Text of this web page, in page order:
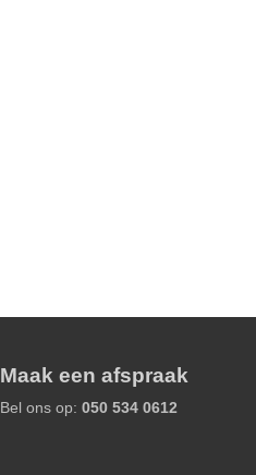
Maak een afspraak
Bel ons op: 050 534 0612